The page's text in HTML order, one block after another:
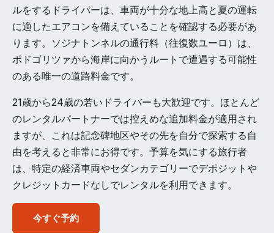
ルをするドライバーは、車両が十分な地上高と夏の運転
に適したエアコンを備えていることを確認する必要があ
ります。ソジナトンネルの通行料（往復数ユーロ）は、
ポドゴリツァから海岸に向かうルートで遭遇する可能性
のある唯一の道路料金です。
21歳から24歳の若いドライバーも大歓迎です。ほとんど
のレンタルパートナーでは控えめな追加料金が適用され
ますが、これは記念碑地区やその先を自分で探索する自
由を考えると非常にお得です。予算を気にする旅行者
は、特定の経済車両やセダンカテゴリーでデポジットや
クレジットカードなしでレンタルを利用できます。
今すぐ予約